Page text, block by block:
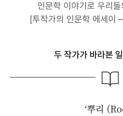
인문학 이야기로 우리
[투작가의 인문학 에세이
두 작가가 바라본
‘뿌리